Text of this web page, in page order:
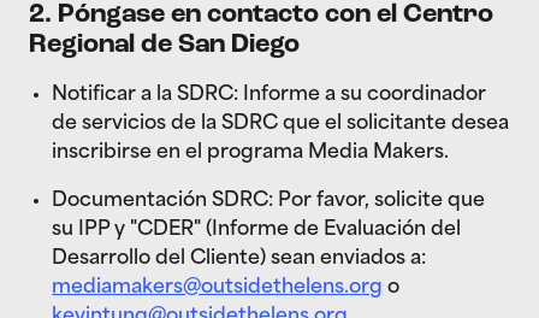
2. Póngase en contacto con el Centro
Regional de San Diego
Notificar a la SDRC: Informe a su coordinador
de servicios de la SDRC que el solicitante desea
inscribirse en el programa Media Makers.
Documentación SDRC: Por favor, solicite que
su IPP y "CDER" (Informe de Evaluación del
Desarrollo del Cliente) sean enviados a:
mediamakers@outsidethelens.org o